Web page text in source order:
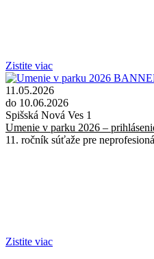
Zistite viac
11.05.2026
do 10.06.2026
Spišská Nová Ves 1
Umenie v parku 2026 –
11. ročník súťaže pre
Zistite viac